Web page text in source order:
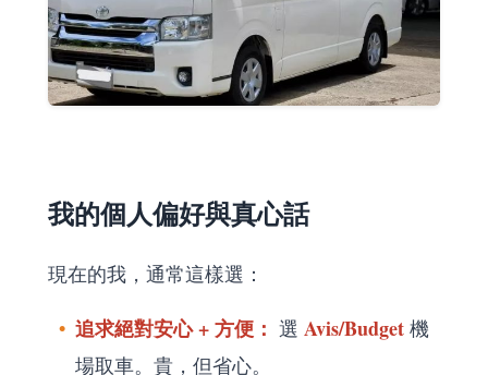
我的個人偏好與真心話
現在的我，通常這樣選：
追求絕對安心 + 方便： 選 Avis/Budget 機
場取車。貴，但省心。